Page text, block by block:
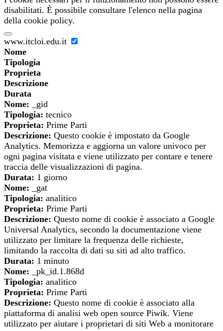
disabilitati. È possibile consultare l'elenco nella pagina
della cookie policy.
www.itcloi.edu.it
Nome
Tipologia
Proprieta
Descrizione
Durata
Nome: _gid
Tipologia: tecnico
Proprieta: Prime Parti
Descrizione: Questo cookie è impostato da Google
Analytics. Memorizza e aggiorna un valore univoco per
ogni pagina visitata e viene utilizzato per contare e tenere
traccia delle visualizzazioni di pagina.
Durata: 1 giorno
Nome: _gat
Tipologia: analitico
Proprieta: Prime Parti
Descrizione: Questo nome di cookie è associato a Google
Universal Analytics, secondo la documentazione viene
utilizzato per limitare la frequenza delle richieste,
limitando la raccolta di dati su siti ad alto traffico.
Durata: 1 minuto
Nome: _pk_id.1.868d
Tipologia: analitico
Proprieta: Prime Parti
Descrizione: Questo nome di cookie è associato alla
piattaforma di analisi web open source Piwik. Viene
utilizzato per aiutare i proprietari di siti Web a monitorare